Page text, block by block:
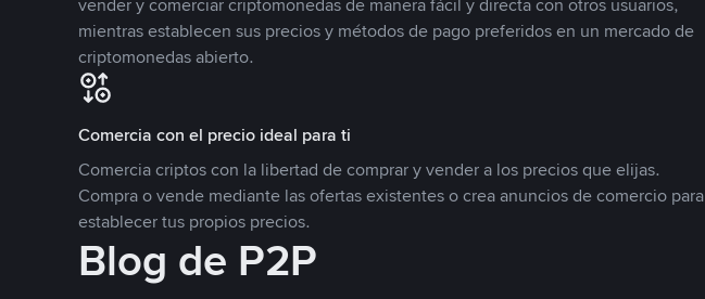
vender y comerciar criptomonedas de manera fácil y directa con otros usuarios,
mientras establecen sus precios y métodos de pago preferidos en un mercado de
criptomonedas abierto.
Comercia con el precio ideal para ti
Comercia criptos con la libertad de comprar y vender a los precios que elijas.
Compra o vende mediante las ofertas existentes o crea anuncios de comercio para
establecer tus propios precios.
Blog de P2P